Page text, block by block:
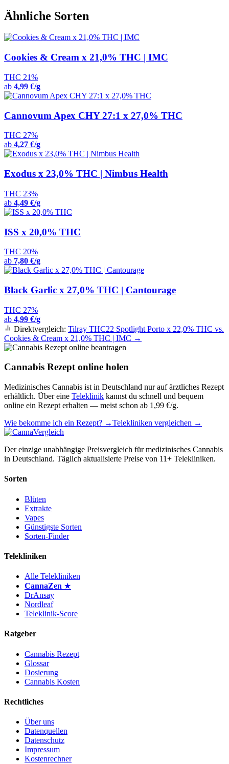
Ähnliche Sorten
Cookies & Cream x 21,0% THC | IMC
THC 21%
ab 4,99 €/g
Cannovum Apex CHY 27:1 x 27,0% THC
THC 27%
ab 4,27 €/g
Exodus x 23,0% THC | Nimbus Health
THC 23%
ab 4,49 €/g
ISS x 20,0% THC
THC 20%
ab 7,80 €/g
Black Garlic x 27,0% THC | Cantourage
THC 27%
ab 4,99 €/g
Direktvergleich: Tilray THC22 Spotlight Porto x 22,0% THC vs.
Cookies & Cream x 21,0% THC | IMC →
Cannabis Rezept online holen
Medizinisches Cannabis ist in Deutschland nur auf ärztliches Rezept
erhältlich. Über eine Teleklinik kannst du schnell und bequem
online ein Rezept erhalten — meist schon ab 1,99 €/g.
Wie bekomme ich ein Rezept? →Telekliniken vergleichen →
Der einzige unabhängige Preisvergleich für medizinisches Cannabis
in Deutschland. Täglich aktualisierte Preise von 11+ Telekliniken.
Sorten
Blüten
Extrakte
Vapes
Günstigste Sorten
Sorten-Finder
Telekliniken
Alle Telekliniken
CannaZen ★
DrAnsay
Nordleaf
Teleklinik-Score
Ratgeber
Cannabis Rezept
Glossar
Dosierung
Cannabis Kosten
Rechtliches
Über uns
Datenquellen
Datenschutz
Impressum
Kostenrechner